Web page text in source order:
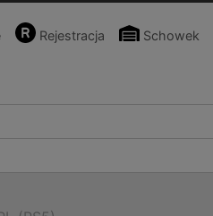
Rejestracja Schowek